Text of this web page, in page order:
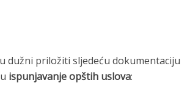
dužni priložiti slјedeću dokumentaciju
ispunjavanje opštih uslova: